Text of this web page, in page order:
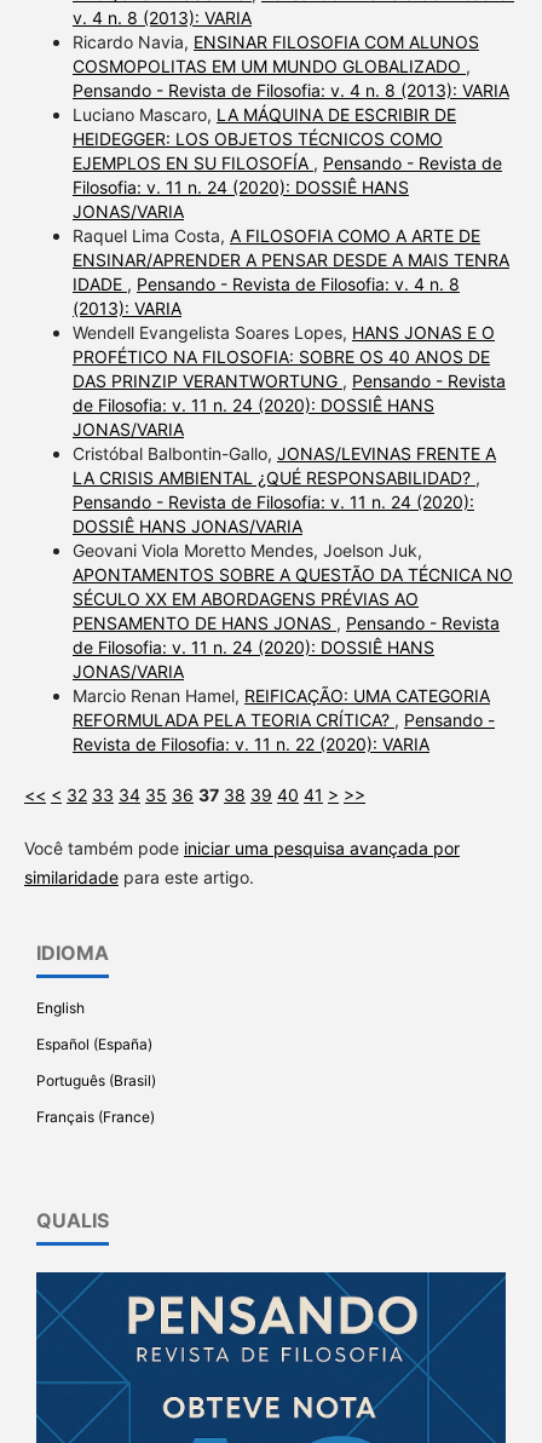
v. 4 n. 8 (2013): VARIA
Ricardo Navia, ENSINAR FILOSOFIA COM ALUNOS
COSMOPOLITAS EM UM MUNDO GLOBALIZADO ,
Pensando - Revista de Filosofia: v. 4 n. 8 (2013): VARIA
Luciano Mascaro, LA MÁQUINA DE ESCRIBIR DE
HEIDEGGER: LOS OBJETOS TÉCNICOS COMO
EJEMPLOS EN SU FILOSOFÍA , Pensando - Revista de
Filosofia: v. 11 n. 24 (2020): DOSSIÊ HANS
JONAS/VARIA
Raquel Lima Costa, A FILOSOFIA COMO A ARTE DE
ENSINAR/APRENDER A PENSAR DESDE A MAIS TENRA
IDADE , Pensando - Revista de Filosofia: v. 4 n. 8
(2013): VARIA
Wendell Evangelista Soares Lopes, HANS JONAS E O
PROFÉTICO NA FILOSOFIA: SOBRE OS 40 ANOS DE
DAS PRINZIP VERANTWORTUNG , Pensando - Revista
de Filosofia: v. 11 n. 24 (2020): DOSSIÊ HANS
JONAS/VARIA
Cristóbal Balbontin-Gallo, JONAS/LEVINAS FRENTE A
LA CRISIS AMBIENTAL ¿QUÉ RESPONSABILIDAD? ,
Pensando - Revista de Filosofia: v. 11 n. 24 (2020):
DOSSIÊ HANS JONAS/VARIA
Geovani Viola Moretto Mendes, Joelson Juk,
APONTAMENTOS SOBRE A QUESTÃO DA TÉCNICA NO
SÉCULO XX EM ABORDAGENS PRÉVIAS AO
PENSAMENTO DE HANS JONAS , Pensando - Revista
de Filosofia: v. 11 n. 24 (2020): DOSSIÊ HANS
JONAS/VARIA
Marcio Renan Hamel, REIFICAÇÃO: UMA CATEGORIA
REFORMULADA PELA TEORIA CRÍTICA? , Pensando -
Revista de Filosofia: v. 11 n. 22 (2020): VARIA
<< < 32 33 34 35 36 37 38 39 40 41 > >>
Você também pode iniciar uma pesquisa avançada por
similaridadepara este artigo.
IDIOMA
English
Español (España)
Português (Brasil)
Français (France)
QUALIS